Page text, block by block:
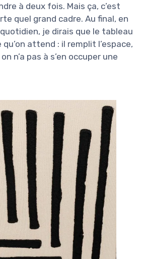
à deux fois. Mais ça, c’est
quel grand cadre. Au final, en
je dirais que le tableau
attend : il remplit l’espace,
n’a pas à s’en occuper une